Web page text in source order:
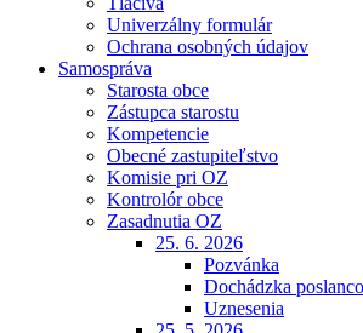
Univerzálny formulár
Ochrana osobných údajov
Samospráva
Starosta obce
Zástupca starostu
Kompetencie
Obecné zastupiteľstvo
Komisie pri OZ
Kontrolór obce
Zasadnutia OZ
25. 6. 2026
Pozvánka
Dochádzka
Uznesenia